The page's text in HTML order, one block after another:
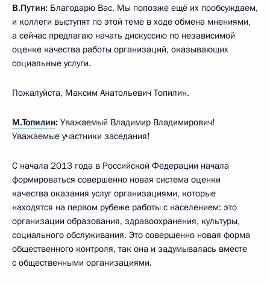
В.Путин: Благодарю Вас. Мы попозже ещё их пообсуждаем,
и коллеги выступят по этой теме в ходе обмена мнениями,
а сейчас предлагаю начать дискуссию по независимой
оценке качества работы организаций, оказывающих
социальные услуги.
Пожалуйста, Максим Анатольевич Топилин.
М.Топилин: Уважаемый Владимир Владимирович!
Уважаемые участники заседания!
С начала 2013 года в Российской Федерации начала
формироваться совершенно новая система оценки
качества оказания услуг организациями, которые
находятся на первом рубеже работы с населением: это
организации образования, здравоохранения, культуры,
социального обслуживания. Это совершенно новая форма
общественного контроля, так она и задумывалась вместе
с общественными организациями.